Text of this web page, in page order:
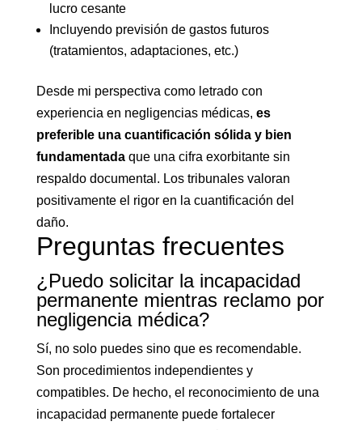
lucro cesante
Incluyendo previsión de gastos futuros
(tratamientos, adaptaciones, etc.)
Desde mi perspectiva como letrado con
experiencia en negligencias médicas, es
preferible una cuantificación sólida y bien
fundamentadaque una cifra exorbitante sin
respaldo documental. Los tribunales valoran
positivamente el rigor en la cuantificación del
daño.
Preguntas frecuentes
¿Puedo solicitar la incapacidad
permanente mientras reclamo por
negligencia médica?
Sí, no solo puedes sino que es recomendable.
Son procedimientos independientes y
compatibles. De hecho, el reconocimiento de una
incapacidad permanente puede fortalecer